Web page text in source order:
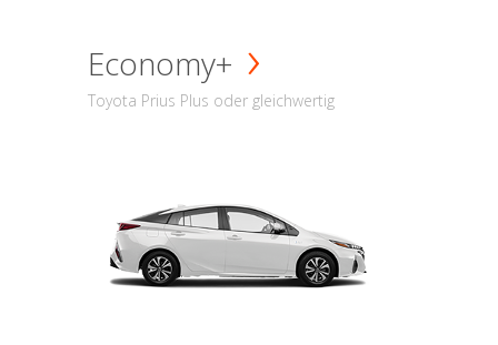
Economy+
Toyota Prius Plus oder gleichwertig